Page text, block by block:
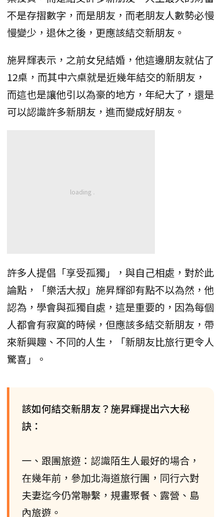
不是存摺數字，而是朋友，而老朋友人數勢必慢
慢變少，退休之後，更應該結交新朋友。
施昇輝表示，之前女兒結婚，他這邊朋友就佔了
12桌，而其中六桌就是近幾年結交的新朋友，
而這也是讓他引以為豪的地方，年紀大了，還是
可以認識許多新朋友，進而變成好朋友。
許多人提倡「享受孤獨」，與自己相處，對於此
論點，「樂活大叔」施昇輝卻有點不以為然，他
認為，學會與孤獨自處，這是重要的，因為每個
人都會有寂寞的時候，但應該多結交新朋友，帶
來新興趣、不同的人生，「新朋友比旅行更令人
驚喜」。
該如何結交新朋友？施昇輝提出六大秘
訣：
一、跟團旅遊：認識陌生人最好的場合，
在幾年前，參加北海道旅行團，同行六對
夫妻迄今仍常聯繫，規畫聚餐、露營、島
內旅遊。